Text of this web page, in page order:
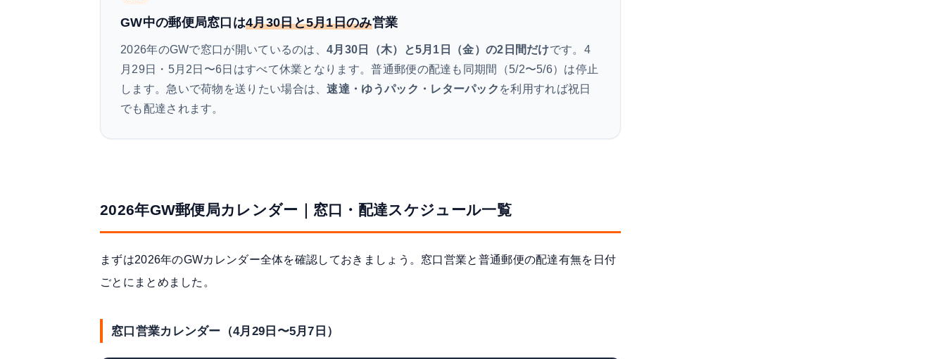
GW中の郵便局窓口は4月30日と5月1日のみ営業
2026年のGWで窓口が開いているのは、4月30日（木）と5月1日（金）の2日間だけです。4
月29日・5月2日〜6日はすべて休業となります。普通郵便の配達も同期間（5/2〜5/6）は停止
します。急いで荷物を送りたい場合は、速達・ゆうパック・レターパック を利用すれば祝日
でも配達されます。
2026年GW郵便局カレンダー｜窓口・配達スケジュール一覧
まずは2026年のGWカレンダー全体を確認しておきましょう。窓口営業と普通郵便の配達有無を日付
ごとにまとめました。
窓口営業カレンダー（4月29日〜5月7日）